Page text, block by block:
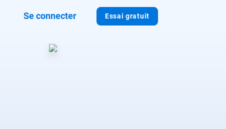
Essai gratuit
Se connecter